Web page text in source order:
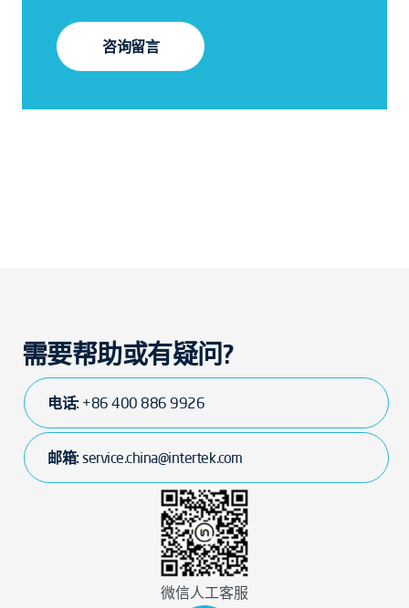
咨询留言
需要帮助或有疑问?
电话: +86 400 886 9926
邮箱:service.china@intertek.com
微信人工客服